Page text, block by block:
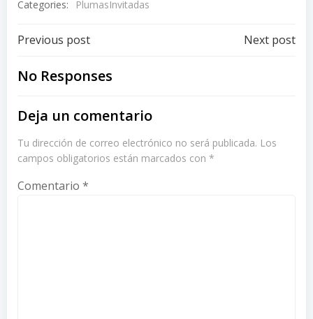
Categories: PlumasInvitadas
Post
navigation
Previous post Next post
No Responses
Deja un comentario
Tu dirección de correo electrónico no será publicada. Los
campos obligatorios están marcados con *
Comentario *